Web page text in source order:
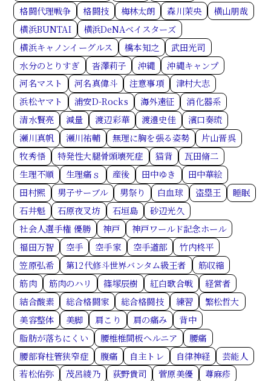
格闘代理戦争
格闘技 梅林太朗 森川茉央
横山朋哉
横浜BUNTAI
横浜DeNAベイスターズ
横浜キャノンイーグルス
橋本知之
武田光司
水分のとりすぎ
沓澤莉子 沖縄
沖縄キャンプ
河名マスト
河名真偉斗 注意事項
津村大志
浜松ヤマト
浦安D-Rocks 海外遠征
消化器系
清水賢亮
減量 渡辺彩華 渡邉史佳
濱口奏琉
瀬川真帆
瀬川祐輔 無理に胸を張る姿勢
片山晋呉
牧秀悟
特発性大腿骨頭壊死症 猫背
瓦田脩二
生理不順
生理痛ｓ 産後 田中ゆき
田中華絵
田村熙
男子サーブル 男祭り 白血球 盗塁王
睡眠
石井魁
石原夜叉坊 石垣島
砂辺光久
社会人選手権 優勝
神戸
神戸ワールド記念ホール
福田万智
空手 空手家 空手道部
竹内柊平
笠原弘希
第12代修斗世界バンタム級王者
筋収縮
筋肉
筋肉のハリ 篠塚辰樹 紅白歌合戦
経営者
結合酸素
総合格闘家 総合格闘技 練習
繁松哲大
美容整体
美脚 肩こり 肩の痛み
背中
脂肪が落ちにくい
腰椎椎間板ヘルニア
腰痛
腰部脊柱管狭窄症
腹痛 自主トレ 自律神経
芸能人
若松佑弥
茂呂綾乃 荻野貴司 菅原美優
蕁麻疹